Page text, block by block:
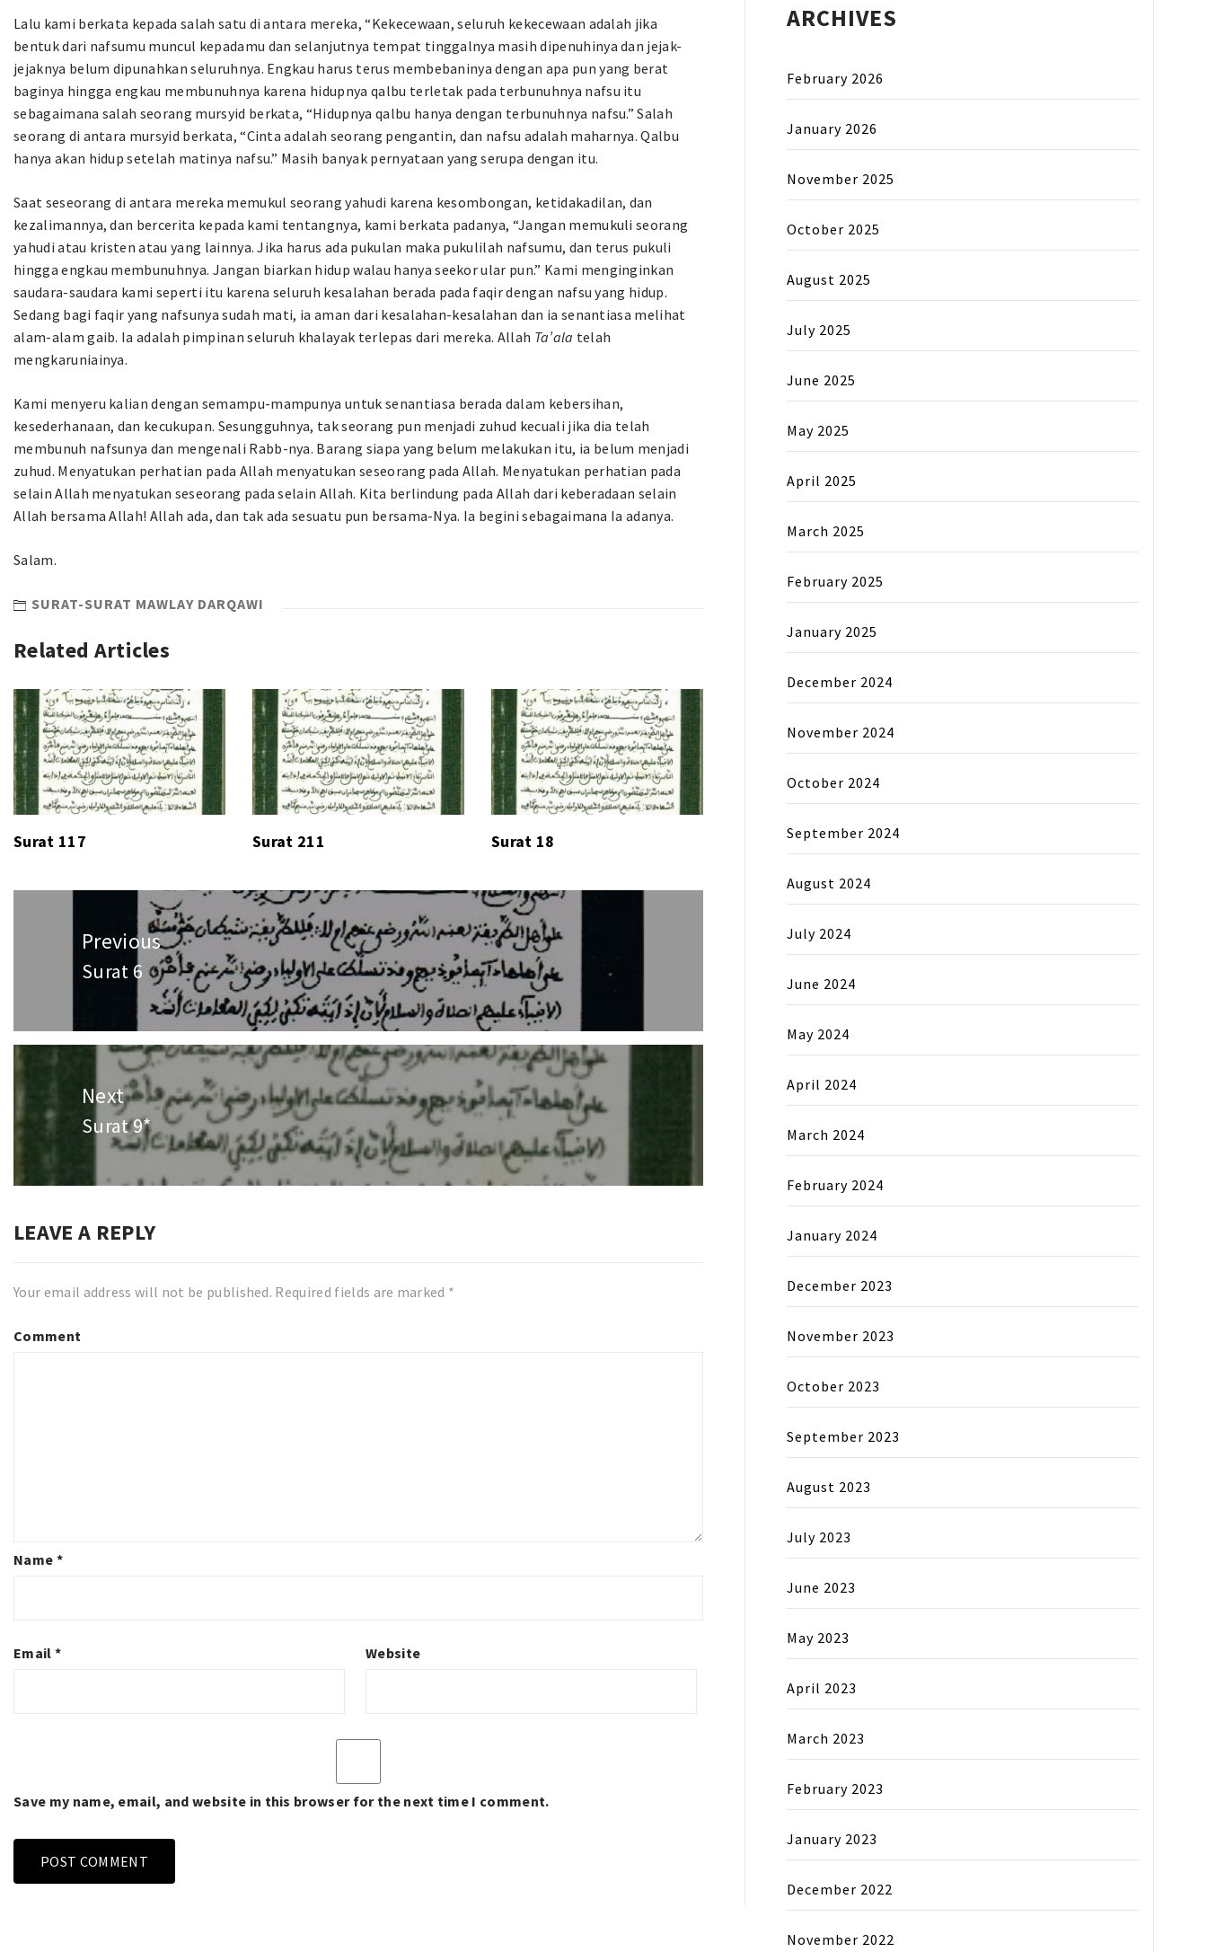
Lalu kami berkata kepada salah satu di antara mereka, “Kekecewaan, seluruh kekecewaan adalah jika
bentuk dari nafsumu muncul kepadamu dan selanjutnya tempat tinggalnya masih dipenuhinya dan jejak-
jejaknya belum dipunahkan seluruhnya. Engkau harus terus membebaninya dengan apa pun yang berat
baginya hingga engkau membunuhnya karena hidupnya qalbu terletak pada terbunuhnya nafsu itu
sebagaimana salah seorang mursyid berkata, “Hidupnya qalbu hanya dengan terbunuhnya nafsu.” Salah
seorang di antara mursyid berkata, “Cinta adalah seorang pengantin, dan nafsu adalah maharnya. Qalbu
hanya akan hidup setelah matinya nafsu.” Masih banyak pernyataan yang serupa dengan itu.
Saat seseorang di antara mereka memukul seorang yahudi karena kesombongan, ketidakadilan, dan
kezalimannya, dan bercerita kepada kami tentangnya, kami berkata padanya, “Jangan memukuli seorang
yahudi atau kristen atau yang lainnya. Jika harus ada pukulan maka pukulilah nafsumu, dan terus pukuli
hingga engkau membunuhnya. Jangan biarkan hidup walau hanya seekor ular pun.” Kami menginginkan
saudara-saudara kami seperti itu karena seluruh kesalahan berada pada faqir dengan nafsu yang hidup.
Sedang bagi faqir yang nafsunya sudah mati, ia aman dari kesalahan-kesalahan dan ia senantiasa melihat
alam-alam gaib. Ia adalah pimpinan seluruh khalayak terlepas dari mereka. Allah Ta’ala telah
mengkaruniainya.
Kami menyeru kalian dengan semampu-mampunya untuk senantiasa berada dalam kebersihan,
kesederhanaan, dan kecukupan. Sesungguhnya, tak seorang pun menjadi zuhud kecuali jika dia telah
membunuh nafsunya dan mengenali Rabb-nya. Barang siapa yang belum melakukan itu, ia belum menjadi
zuhud. Menyatukan perhatian pada Allah menyatukan seseorang pada Allah. Menyatukan perhatian pada
selain Allah menyatukan seseorang pada selain Allah. Kita berlindung pada Allah dari keberadaan selain
Allah bersama Allah! Allah ada, dan tak ada sesuatu pun bersama-Nya. Ia begini sebagaimana Ia adanya.
Salam.
SURAT-SURAT MAWLAY DARQAWI
Related Articles
Surat 117 Surat 211 Surat 18
navigation
Previous
Previous
Surat 6
Next
Next
post:
Surat 9*
LEAVE A REPLY
Your email address will not be published. Required fields are marked *
Comment
Name *
Email * Website
Save my name, email, and website in this browser for the next time I comment.
ARCHIVES
February 2026
January 2026
November 2025
October 2025
August 2025
July 2025
June 2025
May 2025
April 2025
March 2025
February 2025
January 2025
December 2024
November 2024
October 2024
September 2024
August 2024
July 2024
June 2024
May 2024
April 2024
March 2024
February 2024
January 2024
December 2023
November 2023
October 2023
September 2023
August 2023
July 2023
June 2023
May 2023
April 2023
March 2023
February 2023
January 2023
December 2022
November 2022